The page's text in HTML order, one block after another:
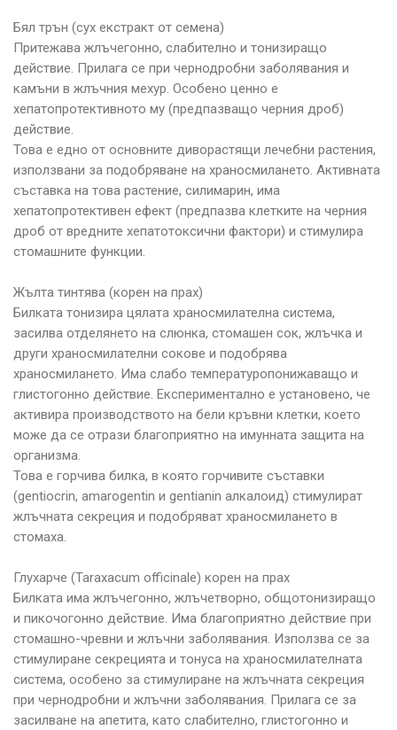
Бял трън (сух екстракт от семена)
Притежава жлъчегонно, слабително и тонизиращо
действие. Прилага се при чернодробни заболявания и
камъни в жлъчния мехур. Особено ценно е
хепатопротективното му (предпазващо черния дроб)
действие.
Това е едно от основните диворастящи лечебни растения,
използвани за подобряване на храносмилането. Активната
съставка на това растение, силимарин, има
хепатопротективен ефект (предпазва клетките на черния
дроб от вредните хепатотоксични фактори) и стимулира
стомашните функции.
Жълта тинтява (корен на прах)
Билката тонизира цялата храносмилателна система,
засилва отделянето на слюнка, стомашен сок, жлъчка и
други храносмилателни сокове и подобрява
храносмилането. Има слабо температуропонижаващо и
глистогонно действие. Експериментално е установено, че
активира производството на бели кръвни клетки, което
може да се отрази благоприятно на имунната защита на
организма.
Това е горчива билка, в която горчивите съставки
(gentiocrin, amarogentin и gentianin алкалоид) стимулират
жлъчната секреция и подобряват храносмилането в
стомаха.
Глухарче (Taraxacum officinale) корен на прах
Билката има жлъчегонно, жлъчетворно, общотонизиращо
и пикочогонно действие. Има благоприятно действие при
стомашно-чревни и жлъчни заболявания. Използва се за
стимулиране секрецията и тонуса на храносмилателната
система, особено за стимулиране на жлъчната секреция
при чернодробни и жлъчни заболявания. Прилага се за
засилване на апетита, като слабително, глистогонно и